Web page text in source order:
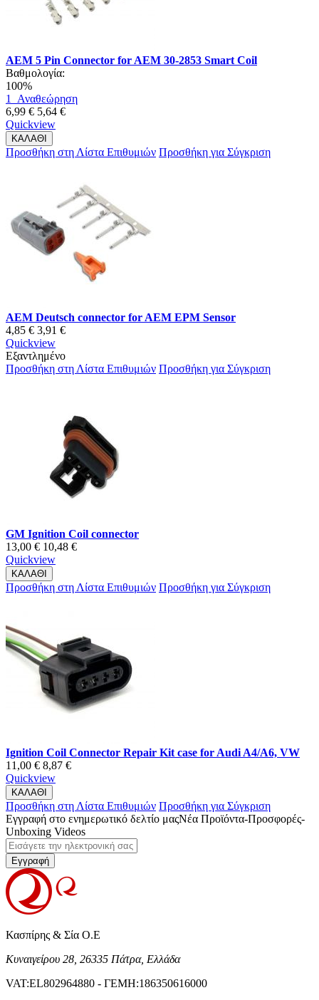
AEM 5 Pin Connector for AEM 30-2853 Smart Coil
Βαθμολογία:
100%
1 Αναθεώρηση
6,99 € 5,64 €
Quickview
ΚΑΛΑΘΙ
Προσθήκη στη Λίστα Επιθυμιών Προσθήκη για Σύγκριση
AEM Deutsch connector for AEM EPM Sensor
4,85 € 3,91 €
Quickview
Εξαντλημένο
Προσθήκη στη Λίστα Επιθυμιών Προσθήκη για Σύγκριση
GM Ignition Coil connector
13,00 € 10,48 €
Quickview
ΚΑΛΑΘΙ
Προσθήκη στη Λίστα Επιθυμιών Προσθήκη για Σύγκριση
Ignition Coil Connector Repair Kit case for Audi A4/A6, VW
11,00 € 8,87 €
Quickview
ΚΑΛΑΘΙ
Προσθήκη στη Λίστα Επιθυμιών Προσθήκη για Σύγκριση
Εγγραφή στο ενημερωτικό δελτίο μαςΝέα Προϊόντα-Προσφορές-
Unboxing Videos
Εγγραφή
Κασπίρης & Σία Ο.Ε
Κυναιγείρου 28, 26335 Πάτρα, Ελλάδα
VAT:EL802964880 - ΓΕΜΗ:186350616000